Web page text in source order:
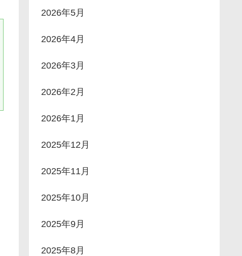
2026年5月
2026年4月
2026年3月
2026年2月
2026年1月
2025年12月
2025年11月
2025年10月
2025年9月
2025年8月